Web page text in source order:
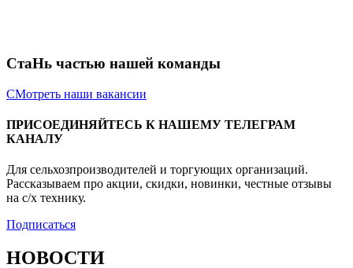
СтаНь частью нашей команды
СМотреть наши вакансии
ПРИСОЕДИНЯЙТЕСЬ К НАШЕМУ ТЕЛЕГРАМ
КАНАЛУ
Для сельхозпроизводителей и торгующих организаций.
Рассказываем про акции, скидки, новинки, честные отзывы
на с/х технику.
Подписаться
НОВОСТИ